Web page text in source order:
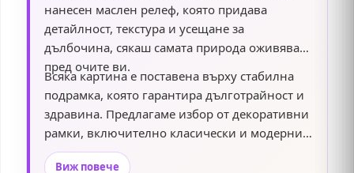
нанесен маслен релеф, която придава
детайлност, текстура и усещане за
дълбочина, сякаш самата природа оживява
пред очите ви.
Всяка картина е поставена върху стабилна
подрамка, която гарантира дълготрайност и
здравина. Предлагаме избор от декоративни
рамки, включително класически и модерни
дизайни, които подчертават елегантността и
Виж повече